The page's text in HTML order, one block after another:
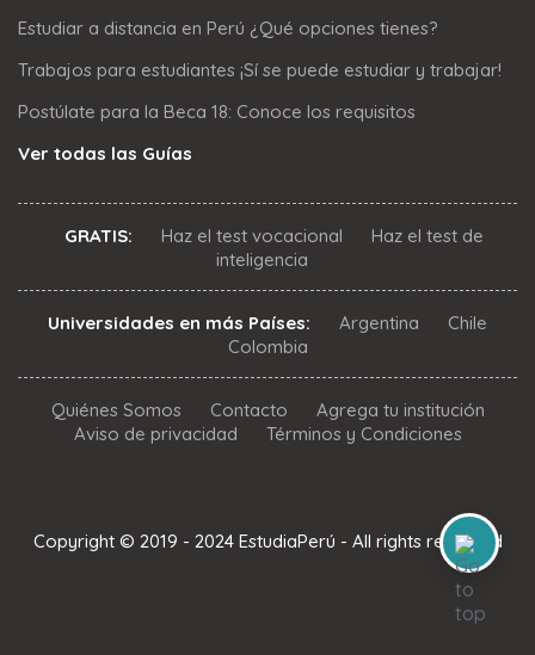
Estudiar a distancia en Perú ¿Qué opciones tienes?
Trabajos para estudiantes ¡Sí se puede estudiar y trabajar!
Postúlate para la Beca 18: Conoce los requisitos
Ver todas las Guías
GRATIS: Haz el test vocacional
Haz el test de
inteligencia
Universidades en más Países: Argentina
Chile
Colombia
Quiénes Somos Contacto
Agrega tu institución
Aviso de privacidad
Términos y Condiciones
Copyright © 2019 - 2024 EstudiaPerú - All rights reserved